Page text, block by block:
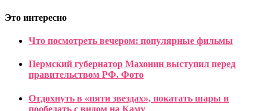
Это интересно
Что посмотреть вечером: популярные фильмы
Пермский губернатор Махонин выступил перед
правительством РФ. Фото
Отдохнуть в «пяти звездах», покатать шары и
пообедать с видом на Каму